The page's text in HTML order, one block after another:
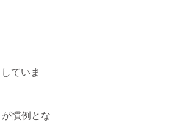
ていま
慣例とな